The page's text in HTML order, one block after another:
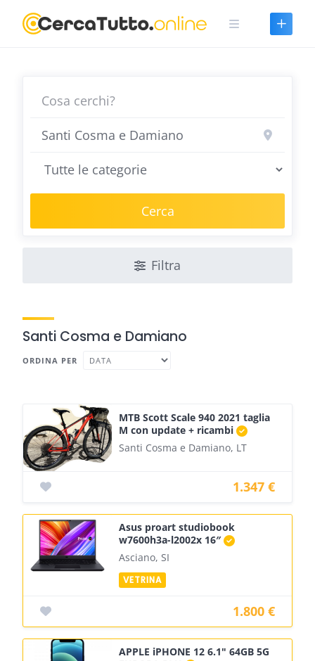
Cerca
Filtra
Santi Cosma e Damiano
ORDINA PER
MTB Scott Scale 940 2021 taglia
M con update + ricambi
Santi Cosma e Damiano, LT
1.347 €
Asus proart studiobook
w7600h3a-l2002x 16″
Asciano, SI
1.800 €
APPLE iPHONE 12 6.1" 64GB 5G